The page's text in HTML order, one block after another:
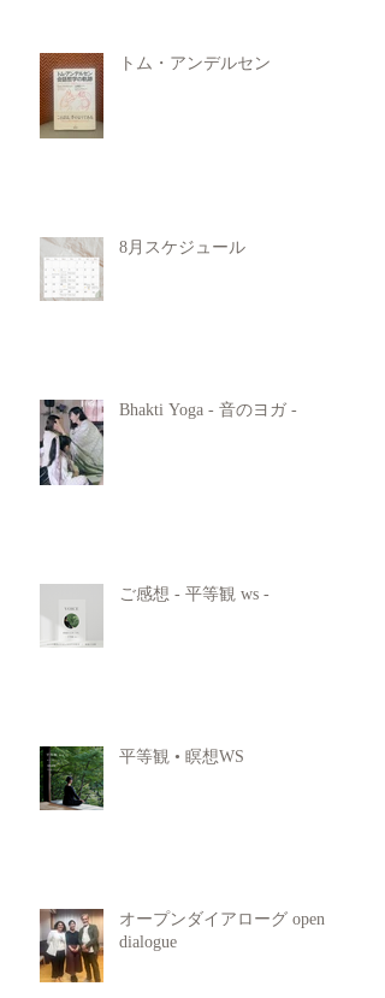
トム・アンデルセン
8月スケジュール
Bhakti Yoga - 音のヨガ -
ご感想 - 平等観 ws -
平等観 • 瞑想WS
オープンダイアローグ open
dialogue